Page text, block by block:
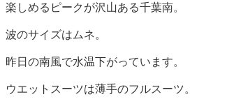
楽しめるピークが沢山ある千葉南。
波のサイズはムネ。
昨日の南風で水温下がっています。
ウエットスーツは薄手のフルスーツ。